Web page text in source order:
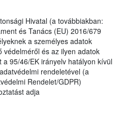
Hivatal (a továbbiakban:
és Tanács (EU) 2016/679
a személyes adatok
védelméről és az ilyen adatok
95/46/EK irányelv hatályon kívül
rendeletével (a
Rendelet/GDPR)
adja